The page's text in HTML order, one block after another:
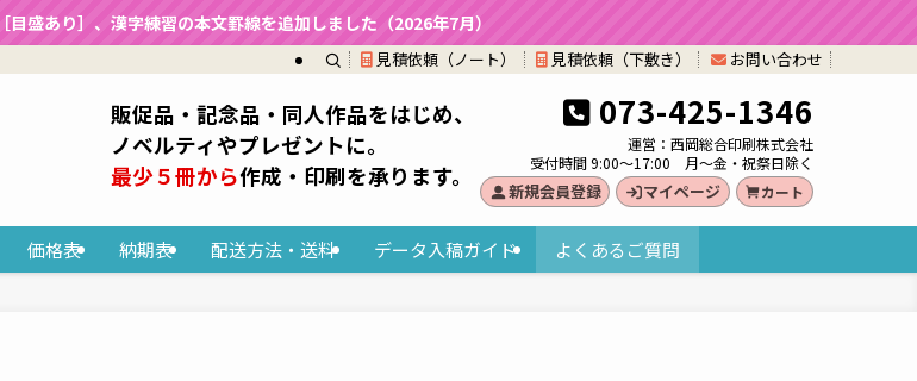
目盛あり］、漢字練習の本文罫線を追加しました（2026年7月）
見積依頼（ノート） 見積依頼（下敷き） お問い合わせ
価格表 納期表 配送方法・送料 データ入稿ガイド よくあるご質問
販促品・記念品・同人作品をはじめ、
ノベルティやプレゼントに。
最少５冊から作成・印刷を承ります。
073-425-1346
運営：西岡総合印刷株式会社
受付時間 9:00～17:00 月～金・祝祭日除く
新規会員登録 マイページ カート